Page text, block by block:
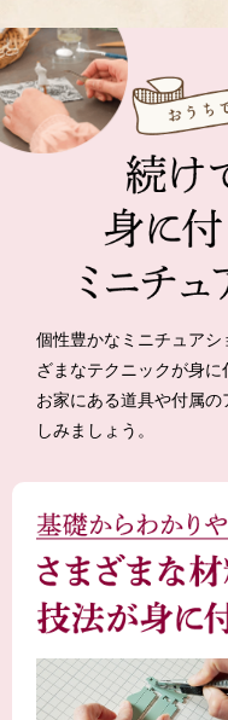
個性豊かなミニチュアシ
ざまなテクニックが身に
お家にある道具や付属
しみましょう。